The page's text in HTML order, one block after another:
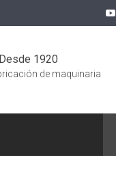
Desde 1920
de maquinaria